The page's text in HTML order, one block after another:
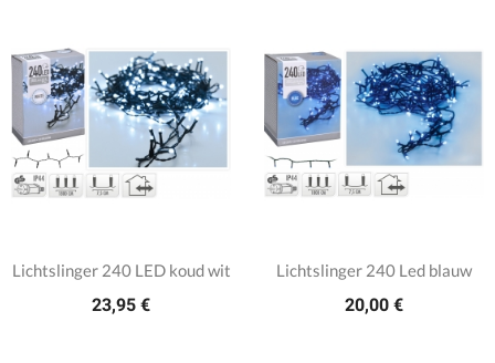
Lichtslinger 240 LED koud wit
23,95 €
Lichtslinger 240 Led blauw
20,00 €